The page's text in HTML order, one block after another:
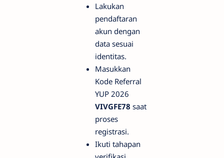
Lakukan
pendaftaran
akun dengan
data sesuai
identitas.
Masukkan
Kode Referral
YUP 2026
VIVGFE78 saat
proses
registrasi.
Ikuti tahapan